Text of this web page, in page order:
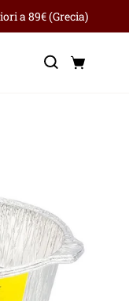
a 89€ (Grecia)
Ricerca